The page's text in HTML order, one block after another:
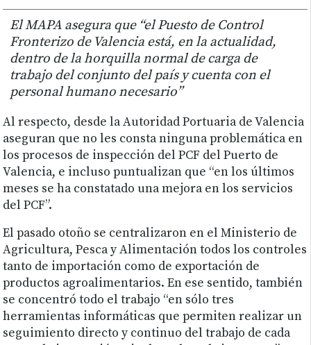
El MAPA asegura que “el Puesto de Control
Fronterizo de Valencia está, en la actualidad,
dentro de la horquilla normal de carga de
trabajo del conjunto del país y cuenta con el
personal humano necesario”
Al respecto, desde la Autoridad Portuaria de Valencia
aseguran que no les consta ninguna problemática en
los procesos de inspección del PCF del Puerto de
Valencia, e incluso puntualizan que “en los últimos
meses se ha constatado una mejora en los servicios
del PCF”.
El pasado otoño se centralizaron en el Ministerio de
Agricultura, Pesca y Alimentación todos los controles
tanto de importación como de exportación de
productos agroalimentarios. En ese sentido, también
se concentró todo el trabajo “en sólo tres
herramientas informáticas que permiten realizar un
seguimiento directo y continuo del trabajo de cada